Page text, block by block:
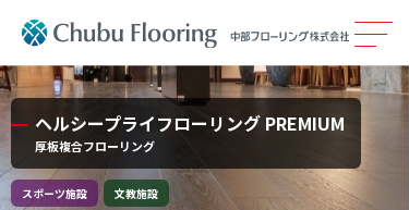
製品情報
カタログ
ヘルシープライフローリング PREMIUM
厚板複合フローリング
スポーツ施設 文教施設